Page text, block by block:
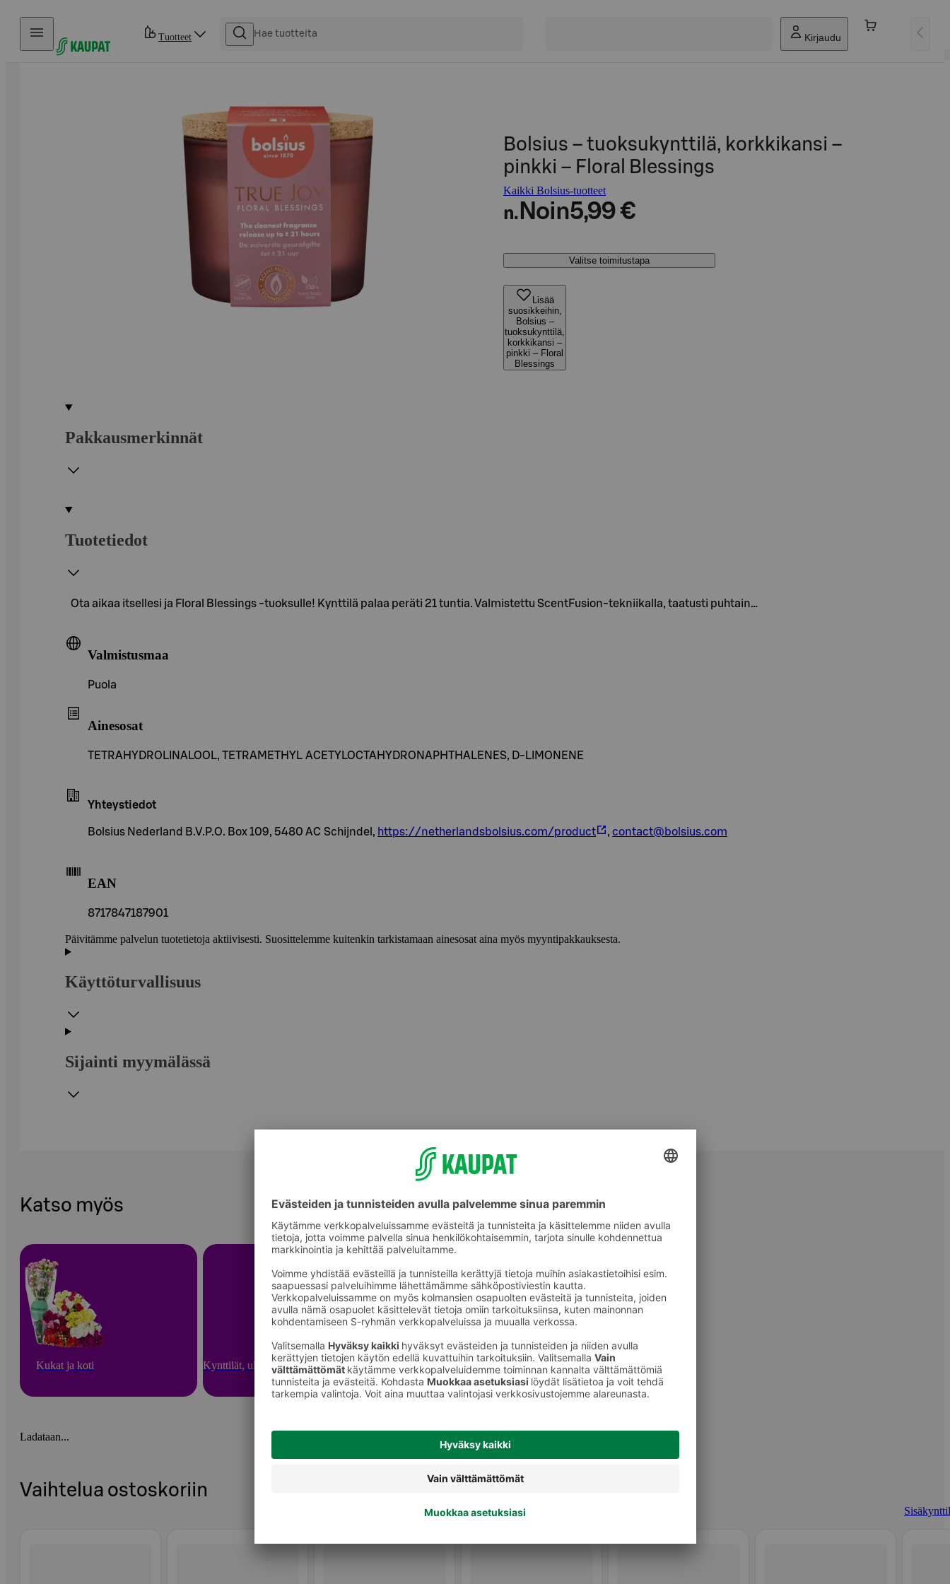
Hyppää sisältöön
Tuotteet Kirjaudu
Bolsius – tuoksukynttilä, korkkikansi –
pinkki – Floral Blessings
Kaikki Bolsius-tuotteet
n. Noin5,99 €
Valitse toimitustapa
Lisää
suosikkeihin,
Bolsius –
tuoksukynttilä,
korkkikansi –
pinkki – Floral
Blessings
Pakkausmerkinnät
Tuotetiedot
Ota aikaa itsellesi ja Floral Blessings -tuoksulle! Kynttilä palaa peräti 21 tuntia. Valmistettu ScentFusion-tekniikalla, taatusti puhtain…
Valmistusmaa
Puola
Ainesosat
TETRAHYDROLINALOOL, TETRAMETHYL ACETYLOCTAHYDRONAPHTHALENES, D-LIMONENE
Yhteystiedot
Bolsius Nederland B.V.P.O. Box 109, 5480 AC Schijndel, https://netherlandsbolsius.com/product , contact@bolsius.com
EAN
8717847187901
Päivitämme palvelun tuotetietoja aktiivisesti. Suosittelemme kuitenkin tarkistamaan ainesosat aina myös myyntipakkauksesta.
Käyttöturvallisuus
Sijainti myymälässä
Katso myös
Kukat ja koti Kynttilät, ulkotulet ja huonetuoksut Sisäkynttilät
Ladataan...
Vaihtelua ostoskoriin